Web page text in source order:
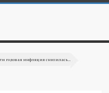
годовая инфляция снизилась...